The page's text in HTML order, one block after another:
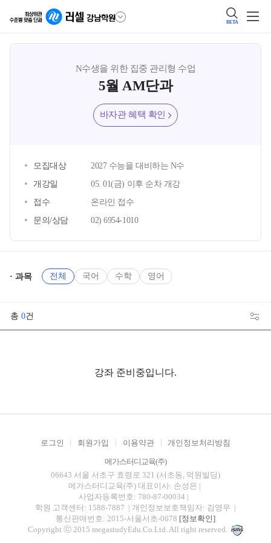
BETA
N수생을 위한 집중 관리형 수업
5월 AM단과
바자관 혜택 확인
모집대상
2027 수능을 대비하는 N수
개강일
05. 01(금) 이후 순차 개강
접수
온라인 접수
문의/상담
02) 6954-1010
과목 전체 국어 수학 영어
총 0건
강좌 준비중입니다.
로그인 회원가입 이용약관 개인정보처리방침
메가스터디교육(주)
06643 서울 서초구 효령로 321 (서초동, 덕원빌딩)
메가스터디교육(주) 대표이사: 손성은 |
사업자등록번호: 780-87-00034 |
학원 고객센터: 1588-7887 | 개인정보보호책임자: 김영무 |
통신판매번호: 2015-서울서초-0678 [정보확인]
Copyright ⓒ 2015 megastudyEdu.Co.Ltd. All right reserved.